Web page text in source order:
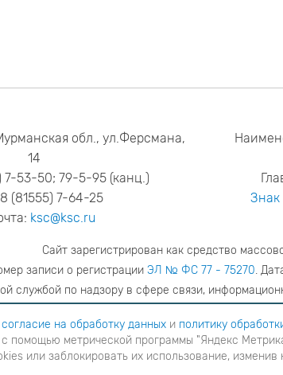
обл., ул.Ферсмана,
14
7-53-50; 79-5-95 (канц.)
(81555) 7-64-25
ksc@ksc.ru
Сайт зарегистрирован как средство
записи о регистрации ЭЛ № ФС 77 - 75270.
службой по надзору в сфере связи,
адрес редакцииya.stogova@ksc.ru телефон
соглашаетесь с согласие на обработку данных
с помощью метрической программы "Яндекс Метрика". Сайт использует
согласие на обработку данныхи политику
помощью метрической программы "Яндекс
или заблокировать их использование,